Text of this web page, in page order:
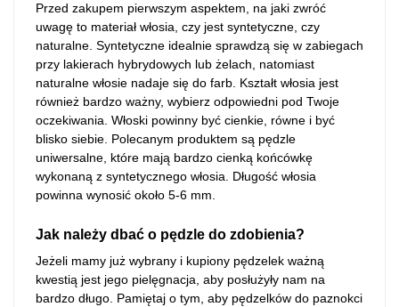
Przed zakupem pierwszym aspektem, na jaki zwróć
uwagę to materiał włosia, czy jest syntetyczne, czy
naturalne. Syntetyczne idealnie sprawdzą się w zabiegach
przy lakierach hybrydowych lub żelach, natomiast
naturalne włosie nadaje się do farb. Kształt włosia jest
również bardzo ważny, wybierz odpowiedni pod Twoje
oczekiwania. Włoski powinny być cienkie, równe i być
blisko siebie. Polecanym produktem są pędzle
uniwersalne, które mają bardzo cienką końcówkę
wykonaną z syntetycznego włosia. Długość włosia
powinna wynosić około 5-6 mm.
Jak należy dbać o pędzle do zdobienia?
Jeżeli mamy już wybrany i kupiony pędzelek ważną
kwestią jest jego pielęgnacja, aby posłużyły nam na
bardzo długo. Pamiętaj o tym, aby pędzelków do paznokci